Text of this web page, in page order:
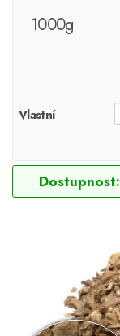
1000g
Vlastní
Dostupnost: